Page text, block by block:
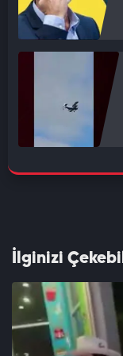
İlginizi